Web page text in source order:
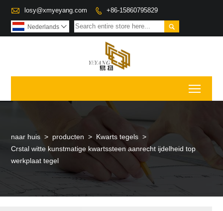
 losy@xmyeyang.com  +86-15860795829

Nederlands 
naar huis > producten > Kwarts tegels >
Crstal witte kunstmatige kwartssteen aanrecht ijdelheid top
werkplaat tegel